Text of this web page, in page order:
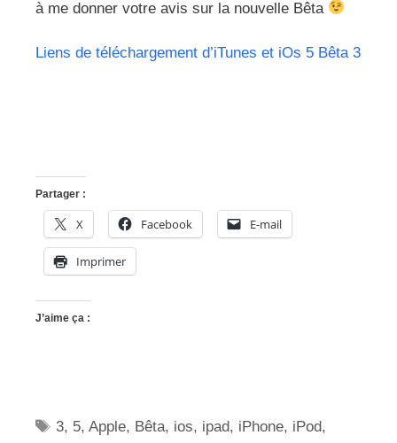
à me donner votre avis sur la nouvelle Bêta
Liens de téléchargement d’iTunes et iOs 5 Bêta 3
Partager :
X Facebook E-mail
Imprimer
J’aime ça :
Étiquettes
3, 5,Apple, Bêta, ios, ipad, iPhone, iPod,